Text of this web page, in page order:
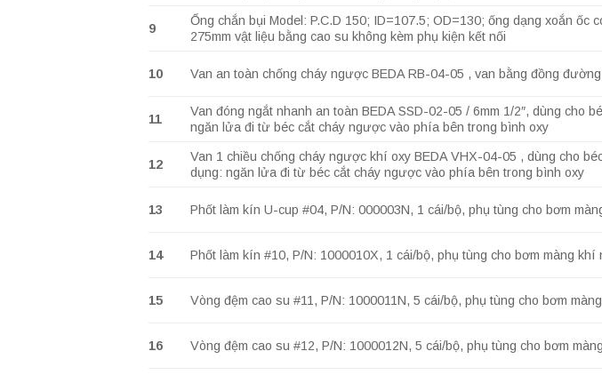
9
Ống chắn bụi Model: P.C.D 150; ID=107.5; OD=130; ống dạng xoắn ốc
275mm vật liệu bằng cao su không kèm phụ kiện kết nối
10 Van an toàn chống cháy ngược BEDA RB-04-05 , van bằng đồng
11
Van đóng ngắt nhanh an toàn BEDA SSD-02-05 / 6mm 1/2″, dùng cho
ngăn lửa đi từ béc cắt cháy ngược vào phía bên trong bình oxy
12
Van 1 chiều chống cháy ngược khí oxy BEDA VHX-04-05 , dùng cho
dụng: ngăn lửa đi từ béc cắt cháy ngược vào phía bên trong bình oxy
13 Phốt làm kín U-cup #04, P/N: 000003N, 1 cái/bộ, phụ tùng cho bơm
14 Phốt làm kín #10, P/N: 1000010X, 1 cái/bộ, phụ tùng cho bơm màng
15 Vòng đệm cao su #11, P/N: 1000011N, 5 cái/bộ, phụ tùng cho bơm
16 Vòng đệm cao su #12, P/N: 1000012N, 5 cái/bộ, phụ tùng cho bơm